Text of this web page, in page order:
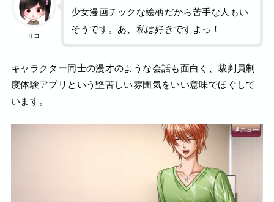
リコ
少女漫画チックな絵柄だから苦手な人もい
そうです。あ、私は好きですよっ！
キャラクター同士の漫才のような会話も面白く、裁判員制
度体験アプリという堅苦しい雰囲気をいい意味でほぐして
います。